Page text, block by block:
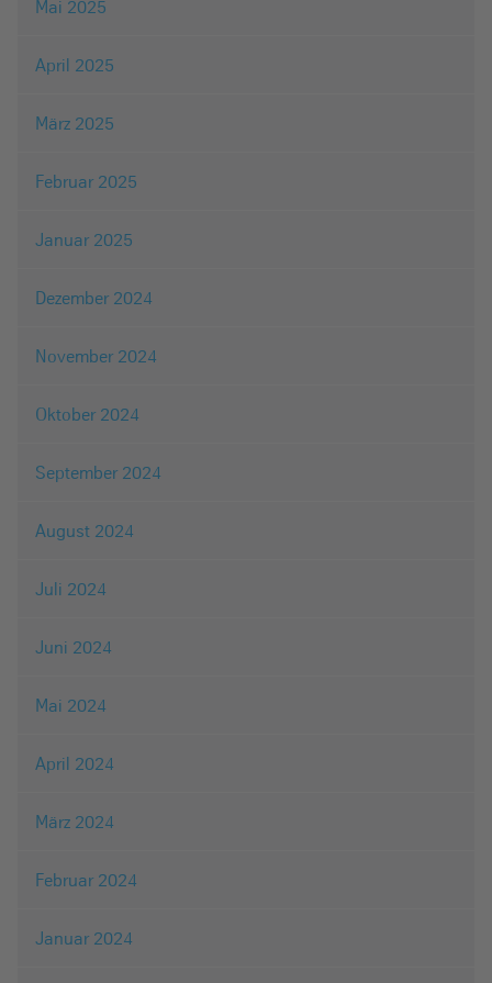
Mai 2025
April 2025
März 2025
Februar 2025
Januar 2025
Dezember 2024
November 2024
Oktober 2024
September 2024
August 2024
Juli 2024
Juni 2024
Mai 2024
April 2024
März 2024
Februar 2024
Januar 2024